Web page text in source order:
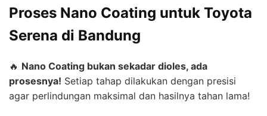
Proses Nano Coating untuk Toyota
Serena di Bandung
🔥 Nano Coating bukan sekadar dioles, ada
prosesnya! Setiap tahap dilakukan dengan presisi
agar perlindungan maksimal dan hasilnya tahan lama!